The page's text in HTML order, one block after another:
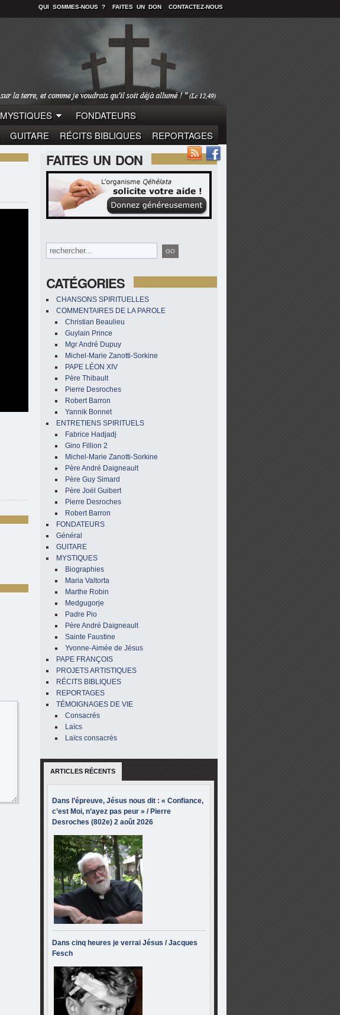
QUI SOMMES-NOUS ? FAITES UN DON CONTACTEZ-NOUS
MYSTIQUES
FONDATEURS
GUITARE RÉCITS BIBLIQUES
REPORTAGES
FAITES UN DON
CATÉGORIES
CHANSONS SPIRITUELLES
COMMENTAIRES DE LA PAROLE
Christian Beaulieu
Guylain Prince
Mgr André Dupuy
Michel-Marie Zanotti-Sorkine
PAPE LÉON XIV
Père Thibault
Pierre Desroches
Robert Barron
Yannik Bonnet
ENTRETIENS SPIRITUELS
Fabrice Hadjadj
Gino Fillion 2
Michel-Marie Zanotti-Sorkine
Père André Daigneault
Père Guy Simard
Père Joël Guibert
Pierre Desroches
Robert Barron
FONDATEURS
Général
GUITARE
MYSTIQUES
Biographies
Maria Valtorta
Marthe Robin
Medgugorje
Padre Pio
Père André Daigneault
Sainte Faustine
Yvonne-Aimée de Jésus
PAPE FRANÇOIS
PROJETS ARTISTIQUES
RÉCITS BIBLIQUES
REPORTAGES
TÉMOIGNAGES DE VIE
Consacrés
Laïcs
Laïcs consacrés
ARTICLES RÉCENTS
Dans l’épreuve, Jésus nous dit : « Confiance,
c’est Moi, n’ayez pas peur » / Pierre
Desroches (802e) 2 août 2026
Dans cinq heures je verrai Jésus / Jacques
Fesch